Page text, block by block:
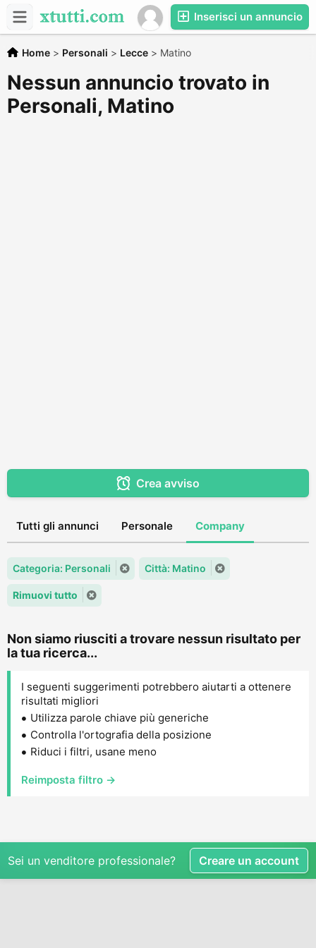
Inserisci un annuncio
Home > Personali > Lecce > Matino
Nessun annuncio trovato in
Personali, Matino
Crea avviso
Tutti gli annunci Personale Company
Categoria: Personali Città: Matino
Rimuovi tutto
Non siamo riusciti a trovare nessun risultato per
la tua ricerca...
I seguenti suggerimenti potrebbero aiutarti a ottenere
risultati migliori
Utilizza parole chiave più generiche
Controlla l'ortografia della posizione
Riduci i filtri, usane meno
Reimposta filtro →
Sei un venditore professionale? Creare un account